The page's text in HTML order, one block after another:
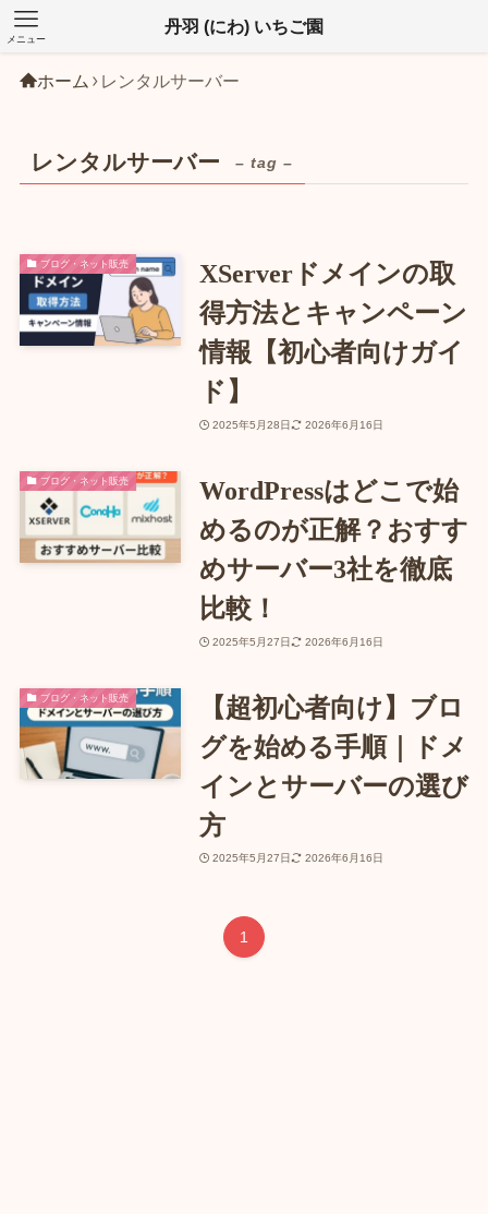
丹羽 (にわ) いちご園
メニュー
ホーム レンタルサーバー
レンタルサーバー – tag –
ブログ・ネット販売
XServerドメインの取
得方法とキャンペーン
情報【初心者向けガイ
ド】
2025年5月28日 2026年6月16日
ブログ・ネット販売
WordPressはどこで始
めるのが正解？おすす
めサーバー3社を徹底
比較！
2025年5月27日 2026年6月16日
ブログ・ネット販売
【超初心者向け】ブロ
グを始める手順｜ドメ
インとサーバーの選び
方
2025年5月27日 2026年6月16日
1